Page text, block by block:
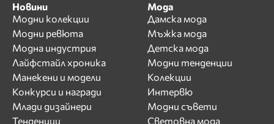
Новини
Модни колекции
Модни ревюта
Модна индустрия
Лайфстайл хроника
Манекени и модели
Конкурси и награди
Млади дизайнери
Тенденции
Мода
Дамска мода
Мъжка мода
Детска мода
Модни тенденции
Колекции
Интервю
Модни съвети
Световна мода